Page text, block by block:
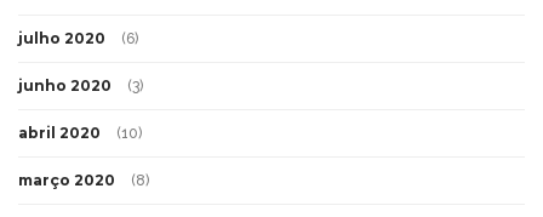
julho 2020 (6)
junho 2020 (3)
abril 2020 (10)
março 2020 (8)